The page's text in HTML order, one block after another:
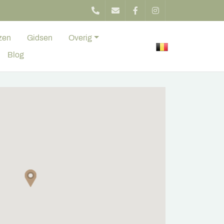
Gidsen Overig
Blog